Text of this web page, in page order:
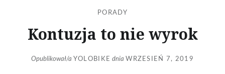
PORADY
Kontuzja to nie wyrok
Opublikował/a YOLOBIKE dnia WRZESIEŃ 7, 2019